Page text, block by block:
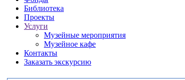
Библиотека
Проекты
Услуги
Музейные мероприятия
Музейное кафе
Контакты
Заказать экскурсию